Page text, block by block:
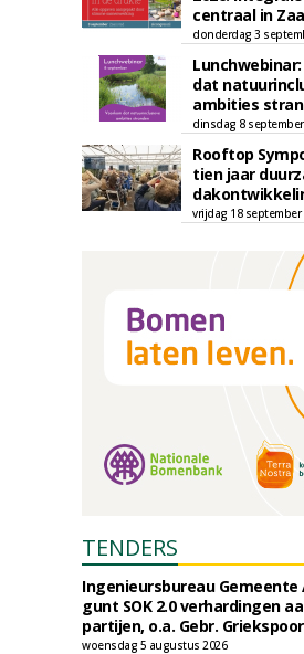
centraal in
donderdag 3
dat
ambities
dinsdag 8
Rooftop
tien jaar
vrijdag 18 september
TENDERS
Ingenieursbureau
gunt SOK 2.0 verhardingen
partijen, o.a. Gebr.
woensdag 5 augustus 2026